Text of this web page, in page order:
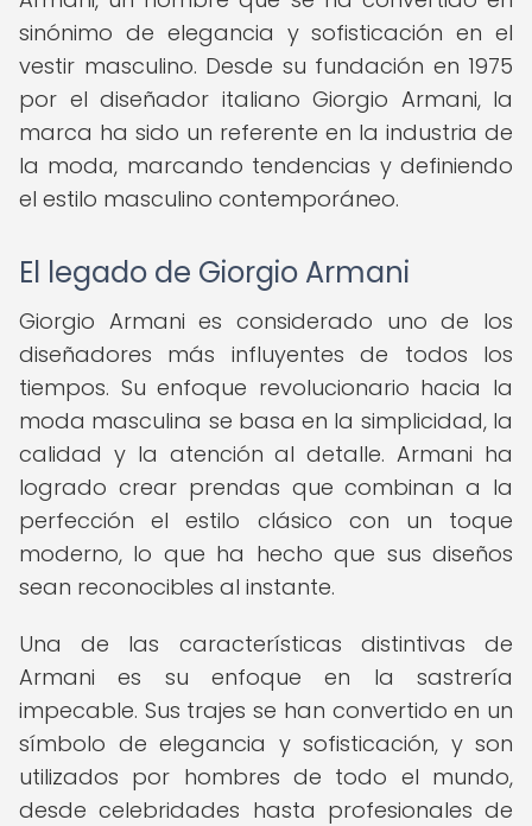
sinónimo de elegancia y sofisticación en el
vestir masculino. Desde su fundación en 1975
por el diseñador italiano Giorgio Armani, la
marca ha sido un referente en la industria de
la moda, marcando tendencias y definiendo
el estilo masculino contemporáneo.
El legado de Giorgio Armani
Giorgio Armani es considerado uno de los
diseñadores más influyentes de todos los
tiempos. Su enfoque revolucionario hacia la
moda masculina se basa en la simplicidad, la
calidad y la atención al detalle. Armani ha
logrado crear prendas que combinan a la
perfección el estilo clásico con un toque
moderno, lo que ha hecho que sus diseños
sean reconocibles al instante.
Una de las características distintivas de
Armani es su enfoque en la sastrería
impecable. Sus trajes se han convertido en un
símbolo de elegancia y sofisticación, y son
utilizados por hombres de todo el mundo,
desde celebridades hasta profesionales de